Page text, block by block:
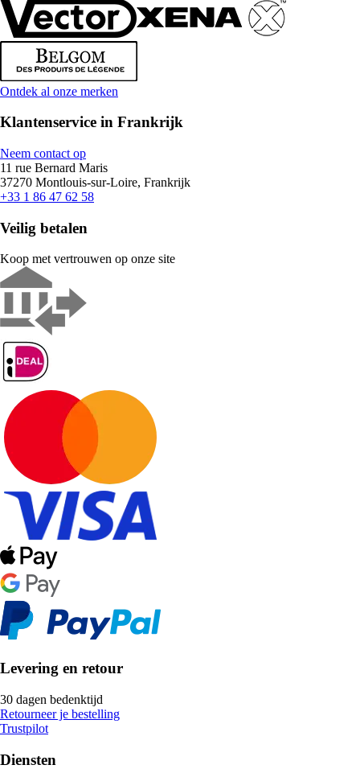
Ontdek al onze merken
Klantenservice in Frankrijk
Neem contact op
11 rue Bernard Maris
37270 Montlouis-sur-Loire, Frankrijk
+33 1 86 47 62 58
Veilig betalen
Koop met vertrouwen op onze site
Levering en retour
30 dagen bedenktijd
Retourneer je bestelling
Trustpilot
Diensten